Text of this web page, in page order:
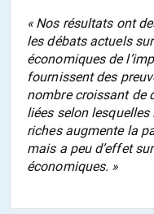
« Nos résultats ont
les débats actuels
économiques de
fournissent des
nombre croissant de
liées selon
riches augmente la
mais a peu d’effet
économiques. »